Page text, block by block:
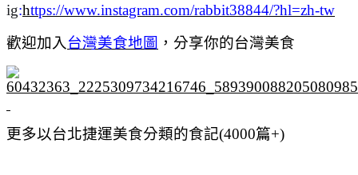
ig:https://www.instagram.com/rabbit38844/?hl=zh-tw
歡迎加入 台灣美食地圖 ， 分享你的台灣美食
更多以台北捷運美食分類的食記(4000篇+)